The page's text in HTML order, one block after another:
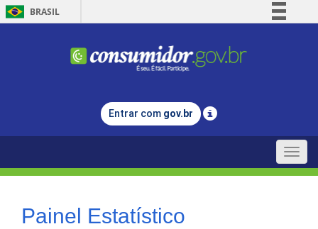
BRASIL
Comunica BR
Legislação
Entrar com gov.br
Toggle
Painel Estatístico